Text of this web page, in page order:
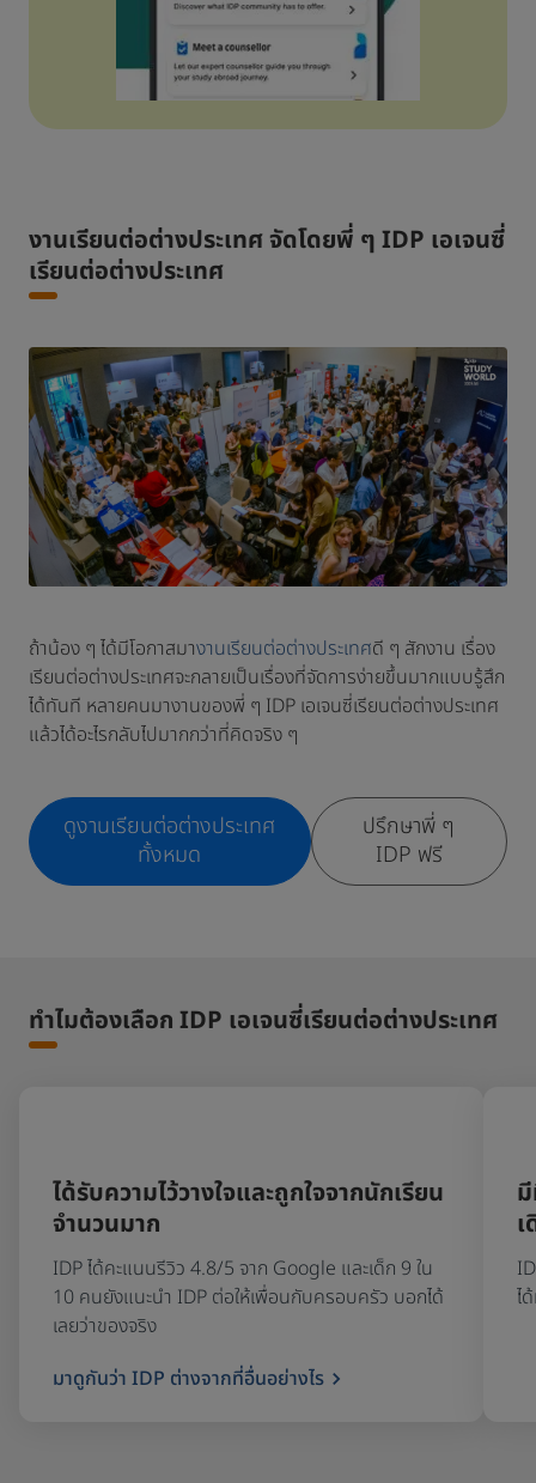
งานเรียนต่อต่างประเทศ จัดโดยพี่ ๆ IDP เอเจนซี่
เรียนต่อต่างประเทศ
ถ้าน้อง ๆ ได้มีโอกาสมางานเรียนต่อต่างประเทศดี ๆ สักงาน เรื่อง
เรียนต่อต่างประเทศจะกลายเป็นเรื่องที่จัดการง่ายขึ้นมากแบบรู้สึก
ได้ทันที หลายคนมางานของพี่ ๆ IDP เอเจนซี่เรียนต่อต่างประเทศ
แล้วได้อะไรกลับไปมากกว่าที่คิดจริง ๆ
ดูงานเรียนต่อต่างประเทศ
ทั้งหมด
ปรึกษาพี่ ๆ
IDP ฟรี
ทำไมต้องเลือก IDP เอเจนซี่เรียนต่อต่างประเทศ
ได้รับความไว้วางใจและถูกใจจากนักเรียน
จำนวนมาก
IDP ได้คะแนนรีวิว 4.8/5 จาก Google และเด็ก 9 ใน
10 คนยังแนะนำ IDP ต่อให้เพื่อนกับครอบครัว บอกได้
เลยว่าของจริง
มาดูกันว่า IDP ต่างจากที่อื่นอย่างไร
ไ